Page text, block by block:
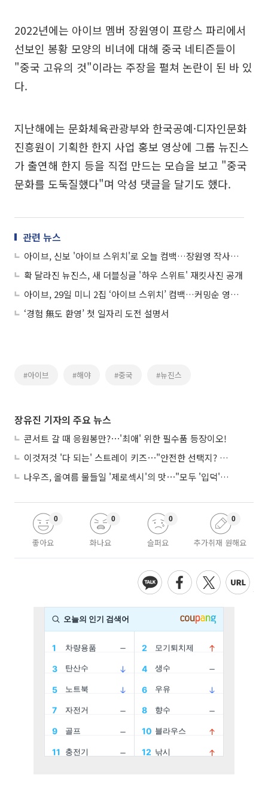
2022년에는 아이브 멤버 장원영이 프랑스 파리에서
선보인 봉황 모양의 비녀에 대해 중국 네티즌들이
"중국 고유의 것"이라는 주장을 펼쳐 논란이 된 바 있
다.
지난해에는 문화체육관광부와 한국공예·디자인문화
진흥원이 기획한 한지 사업 홍보 영상에 그룹 뉴진스
가 출연해 한지 등을 직접 만드는 모습을 보고 "중국
문화를 도둑질했다"며 악성 댓글을 달기도 했다.
관련 뉴스
아이브, 신보 '아이브 스위치'로 오늘 컴백…장원영 작사곡 '블루 하트' 눈길
확 달라진 뉴진스, 새 더블싱글 '하우 스위트' 재킷사진 공개
아이브, 29일 미니 2집 ‘아이브 스위치’ 컴백…커밍순 영상 오픈
‘경험 無도 환영’ 첫 일자리 도전 설명서
#아이브 #해야 #중국 #뉴진스
장유진 기자의 주요 뉴스
콘서트 갈 때 응원봉만?⋯'최애' 위한 필수품 등장이오!
이것저것 '다 되는' 스트레이 키즈⋯"안전한 선택지? 도전이 재밌죠"
나우즈, 올여름 물들일 '제로섹시'의 맛⋯"모두 '입덕'시킬 것"
좋아요
0
화나요
0
슬퍼요
0
추가취재 원해요
0